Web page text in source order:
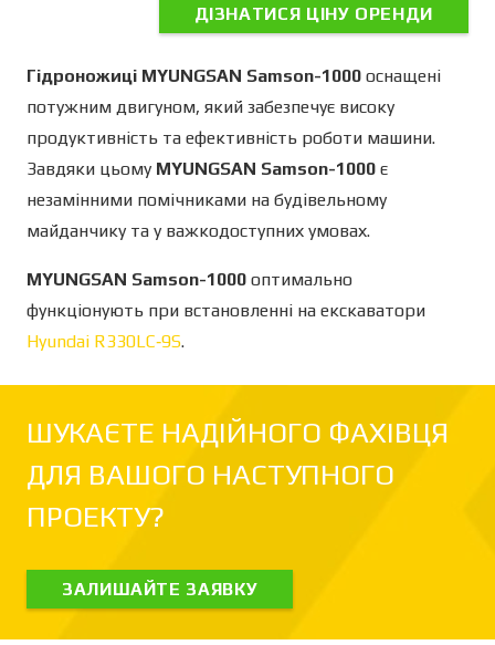
ДІЗНАТИСЯ ЦІНУ ОРЕНДИ
Гідроножиці MYUNGSAN Samson-1000 оснащені
потужним двигуном, який забезпечує високу
продуктивність та ефективність роботи машини.
Завдяки цьому MYUNGSAN Samson-1000 є
незамінними помічниками на будівельному
майданчику та у важкодоступних умовах.
MYUNGSAN Samson-1000 оптимально
функціонують при встановленні на екскаватори
Hyundai R330LC‐9S.
ШУКАЄТЕ НАДІЙНОГО ФАХІВЦЯ
ДЛЯ ВАШОГО НАСТУПНОГО
ПРОЕКТУ?
ЗАЛИШАЙТЕ ЗАЯВКУ